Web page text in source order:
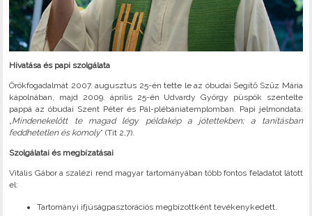
Hivatása és papi szolgálata
Örökfogadalmát 2007. augusztus 25-én tette le az óbudai Segítő Szűz Mária
kápolnában, majd 2009. április 25-én Udvardy György püspök szentelte
pappá az óbudai Szent Péter és Pál-plébániatemplomban. Papi jelmondata:
Mindenekelőtt te magad légy példakép a jótettekben; a tanításban
feddhetetlen és komoly” (Tit 2,7).
Szolgálatai és megbízatásai
Vitális Gábor a szalézi rend magyar tartományában több fontos feladatot látott
el:
Tartományi ifjúságpasztorációs megbízottként tevékenykedett.